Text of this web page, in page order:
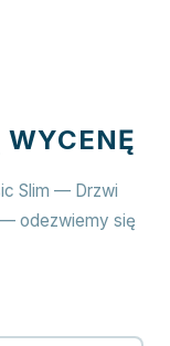
Slim — Drzwi
odezwiemy się